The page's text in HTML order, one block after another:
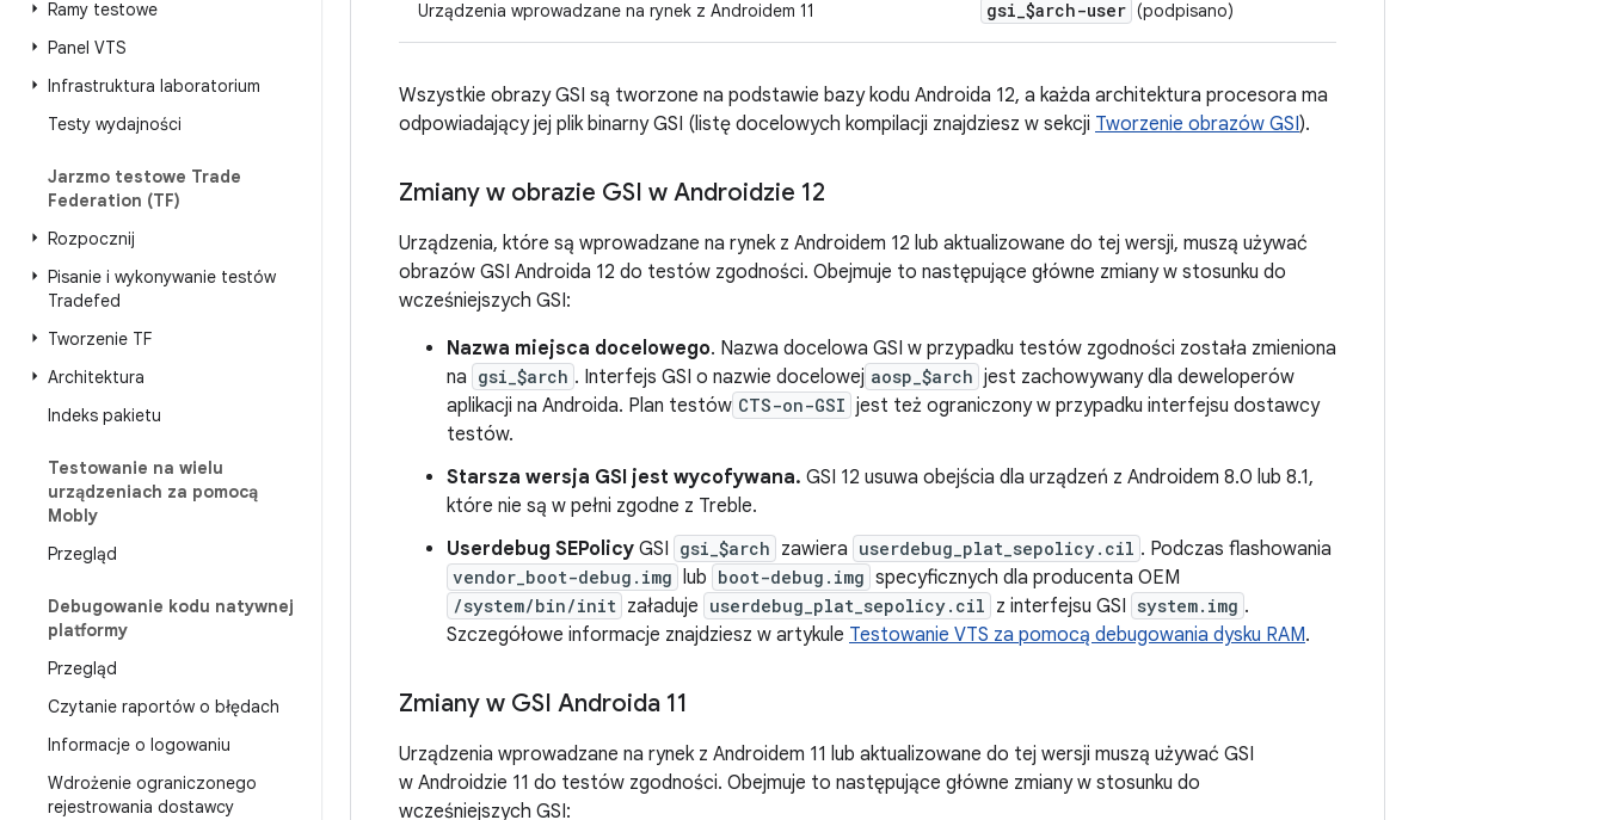
Ramy testowe
Panel VTS
Infrastruktura laboratorium
Testy wydajności
Jarzmo testowe Trade
Federation (TF)
Rozpocznij
Pisanie i wykonywanie testów
Tradefed
Tworzenie TF
Architektura
Indeks pakietu
Testowanie na wielu
urządzeniach za pomocą
Mobly
Przegląd
Debugowanie kodu natywnej
platformy
Przegląd
Czytanie raportów o błędach
Informacje o logowaniu
Wdrożenie ograniczonego
rejestrowania dostawcy
Urządzenia wprowadzane na rynek z Androidem 11 gsi_$arch-user (podpisano)
Wszystkie obrazy GSI są tworzone na podstawie bazy kodu Androida 12, a każda architektura procesora ma
odpowiadający jej plik binarny GSI (listę docelowych kompilacji znajdziesz w sekcji Tworzenie obrazów GSI).
Zmiany w obrazie GSI w Androidzie 12
Urządzenia, które są wprowadzane na rynek z Androidem 12 lub aktualizowane do tej wersji, muszą używać
obrazów GSI Androida 12 do testów zgodności. Obejmuje to następujące główne zmiany w stosunku do
wcześniejszych GSI:
Nazwa miejsca docelowego. Nazwa docelowa GSI w przypadku testów zgodności została zmieniona
na gsi_$arch . Interfejs GSI o nazwie docelowej aosp_$arch jest zachowywany dla deweloperów
aplikacji na Androida. Plan testów CTS-on-GSI jest też ograniczony w przypadku interfejsu dostawcy
testów.
Starsza wersja GSI jest wycofywana. GSI 12 usuwa obejścia dla urządzeń z Androidem 8.0 lub 8.1,
które nie są w pełni zgodne z Treble.
Userdebug SEPolicy GSI gsi_$arch zawiera userdebug_plat_sepolicy.cil . Podczas flashowania
vendor_boot-debug.img lub boot-debug.img specyficznych dla producenta OEM
/system/bin/init załaduje userdebug_plat_sepolicy.cil z interfejsu GSI system.img .
Szczegółowe informacje znajdziesz w artykule Testowanie VTS za pomocą debugowania dysku RAM.
Zmiany w GSI Androida 11
Urządzenia wprowadzane na rynek z Androidem 11 lub aktualizowane do tej wersji muszą używać GSI
w Androidzie 11 do testów zgodności. Obejmuje to następujące główne zmiany w stosunku do
wcześniejszych GSI: